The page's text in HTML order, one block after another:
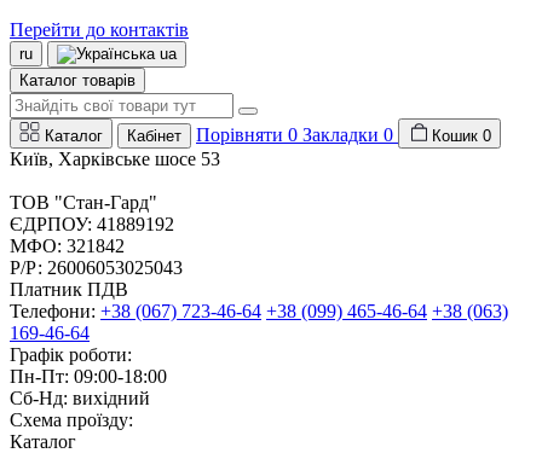
Перейти до контактів
ru
ua
Каталог товарів
Каталог Кабінет Порівняти 0 Закладки 0 Кошик 0
Київ, Харківське шосе 53
ТОВ "Стан-Гард"
ЄДРПОУ: 41889192
МФО: 321842
Р/Р: 26006053025043
Платник ПДВ
Телефони: +38 (067) 723-46-64 +38 (099) 465-46-64 +38 (063)
169-46-64
Графік роботи:
Пн-Пт: 09:00-18:00
Сб-Нд: вихідний
Схема проїзду:
Каталог